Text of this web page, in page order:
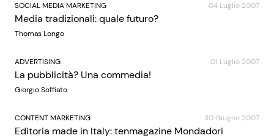
SOCIAL MEDIA MARKETING 04 Luglio 2007
Media tradizionali: quale futuro?
Thomas Longo
ADVERTISING 01 Luglio 2007
La pubblicità? Una commedia!
Giorgio Soffiato
CONTENT MARKETING 30 Giugno 2007
Editoria made in Italy: tenmagazine Mondadori